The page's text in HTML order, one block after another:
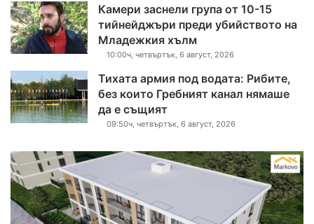
Камери заснели група от 10-15
тийнейджъри преди убийството на
Младежкия хълм
10:00ч, четвъртък, 6 август, 2026
Тихата армия под водата: Рибите,
без които Гребният канал нямаше
да е същият
09:50ч, четвъртък, 6 август, 2026